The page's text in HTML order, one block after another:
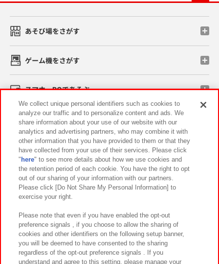
あそび場をさがす
ゲーム機をさがす
スマホ・PCであそぶ
イベント・キャンペーン
関連会社 サステナビリティ サイトポリシー
プライバシーポリシー ウェブアクセシビリティ方針と検証結果
お取引先さまとともに
カスタマーハラスメント対応方針 よくあるご質問・お問い合わせ
We collect unique personal identifiers such as cookies to
analyze our traffic and to personalize content and ads. We
share information about your use of our website with our
analytics and advertising partners, who may combine it with
other information that you have provided to them or that they
have collected from your use of their services. Please click
" here" to see more details about how we use cookies and
the retention period of each cookie. You have the right to opt
out of our sharing of your information with our partners.
Please click [Do Not Share My Personal Information] to
exercise your right.
Please note that even if you have enabled the opt-out
preference signals , if you choose to allow the sharing of
cookies and other identifiers on the following setup banner,
you will be deemed to have consented to the sharing
regardless of the opt-out preference signals . If you
understand and agree to this setting, please manage your